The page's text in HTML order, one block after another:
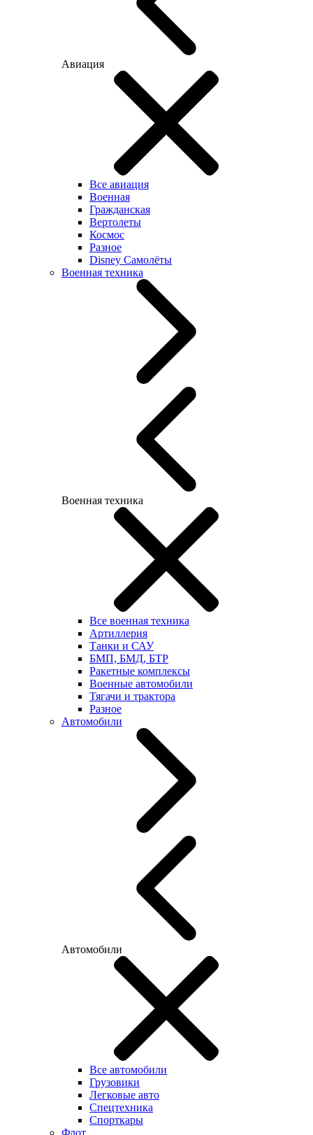
Авиация
Все авиация
Военная
Гражданская
Вертолеты
Космос
Разное
Disney Самолёты
Военная техника
Военная техника
Все военная техника
Артиллерия
Танки и САУ
БМП, БМД, БТР
Ракетные комплексы
Военные автомобили
Тягачи и трактора
Разное
Автомобили
Автомобили
Все автомобили
Грузовики
Легковые авто
Спецтехника
Спорткары
Флот